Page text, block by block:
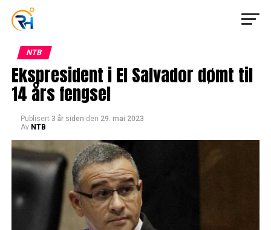
NTB
Ekspresident i El Salvador dømt til
14 års fengsel
Publisert 3 år siden den 29. mai 2023
Av NTB